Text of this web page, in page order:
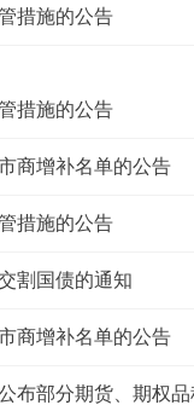
措施的公告
措施的公告
商增补名单的公告
措施的公告
割国债的通知
商增补名单的公告
布部分期货、期权